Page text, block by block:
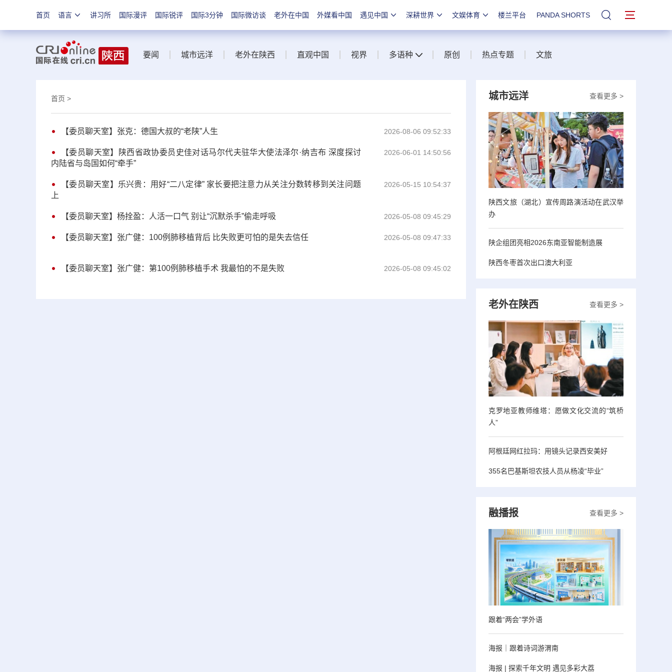
首页 语言 讲习所 国际漫评 国际锐评 国际3分钟 国际微访谈 老外在中国 外媒看中国 遇见中国 深耕世界 文娱体育 楼兰平台 PANDA SHORTS 站内搜索
要闻 城市远洋 老外在陕西 直观中国 视界 多语种 原创 热点专题 文旅
首页 >
【委员聊天室】张克：德国大叔的“老陕”人生 2026-08-06 09:52:33
【委员聊天室】陕西省政协委员史佳对话马尔代夫驻华大使法泽尔·纳吉布 深度探讨
内陆省与岛国如何“牵手”
2026-06-01 14:50:56
【委员聊天室】乐兴贵：用好“二八定律” 家长要把注意力从关注分数转移到关注问题
上
2026-05-15 10:54:37
【委员聊天室】杨拴盈：人活一口气 别让“沉默杀手”偷走呼吸 2026-05-08 09:45:29
【委员聊天室】张广健：100例肺移植背后 比失败更可怕的是失去信任 2026-05-08 09:47:33
【委员聊天室】张广健：第100例肺移植手术 我最怕的不是失败 2026-05-08 09:45:02
查看更多 >
城市远洋
陕西文旅（湖北）宣传周路演活动在武汉举
办
陕企组团亮相2026东南亚智能制造展
陕西冬枣首次出口澳大利亚
查看更多 >
老外在陕西
克罗地亚教师维塔：愿做文化交流的“筑桥
人”
阿根廷网红拉玛：用镜头记录西安美好
355名巴基斯坦农技人员从杨凌“毕业”
查看更多 >
融播报
跟着“两会”学外语
海报｜跟着诗词游渭南
海报 | 探索千年文明 遇见多彩大荔